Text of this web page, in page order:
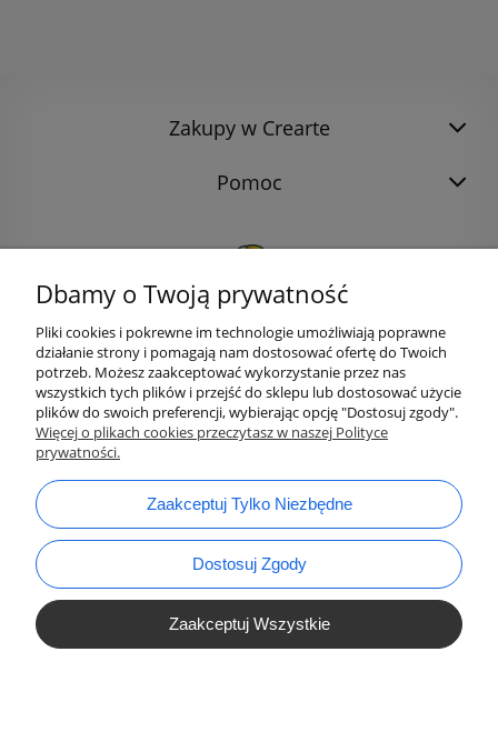
Zakupy w Crearte
Pomoc
email:bok@ArtykulyDlaPlastykow.pl
Dbamy o Twoją prywatność
Pliki cookies i pokrewne im technologie umożliwiają poprawne
działanie strony i pomagają nam dostosować ofertę do Twoich
potrzeb. Możesz zaakceptować wykorzystanie przez nas
wszystkich tych plików i przejść do sklepu lub dostosować użycie
plików do swoich preferencji, wybierając opcję "Dostosuj zgody".
Więcej o plikach cookies przeczytasz w naszej Polityce
prywatności.
Zaakceptuj Tylko Niezbędne
Dostosuj Zgody
Zaakceptuj Wszystkie